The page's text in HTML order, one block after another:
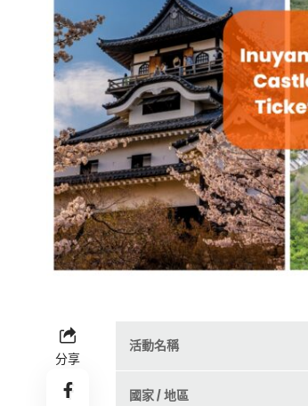
分享
活動名稱
國家 / 地區